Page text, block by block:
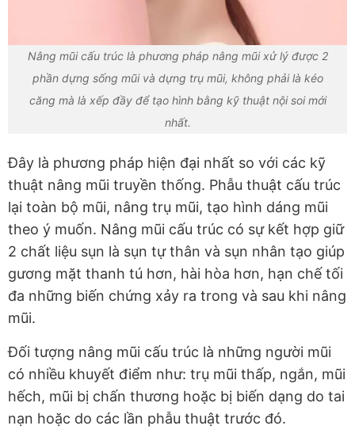
Nâng mũi cấu trúc là phương pháp nâng mũi xử lý được 2
phần dựng sống mũi và dựng trụ mũi, không phải là kéo
căng mà là xếp đầy để tạo hình bằng kỹ thuật nội soi mới
nhất.
Đây là phương pháp hiện đại nhất so với các kỹ
thuật nâng mũi truyền thống. Phẫu thuật cấu trúc
lại toàn bộ mũi, nâng trụ mũi, tạo hình dáng mũi
theo ý muốn. Nâng mũi cấu trúc có sự kết hợp giữ
2 chất liệu sụn là sụn tự thân và sụn nhân tạo giúp
gương mặt thanh tú hơn, hài hòa hơn, hạn chế tối
đa những biến chứng xảy ra trong và sau khi nâng
mũi.
Đối tượng nâng mũi cấu trúc là những người mũi
có nhiều khuyết điểm như: trụ mũi thấp, ngắn, mũi
hếch, mũi bị chấn thương hoặc bị biến dạng do tai
nạn hoặc do các lần phẫu thuật trước đó.